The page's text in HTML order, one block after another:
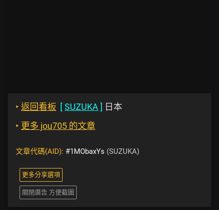
‣ 返回看板 [SUZUKA ] 日本
‣ 更多 jou705 的文章
文章代碼(AID): #1MObaxYs (SUZUKA)
更多分享選項
關閉廣告 方便截圖